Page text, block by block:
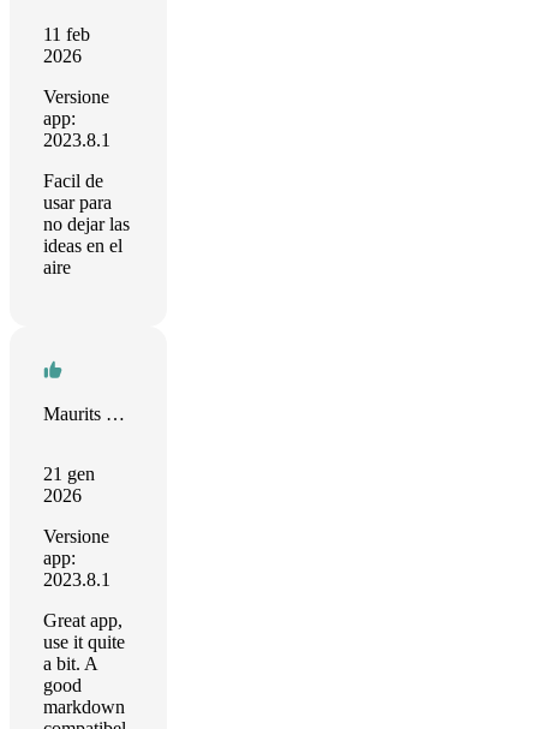
11 feb
2026
Versione
app:
2023.8.1
Facil de
usar para
no dejar las
ideas en el
aire
Maurits Doorn
21 gen
2026
Versione
app:
2023.8.1
Great app,
use it quite
a bit. A
good
markdown